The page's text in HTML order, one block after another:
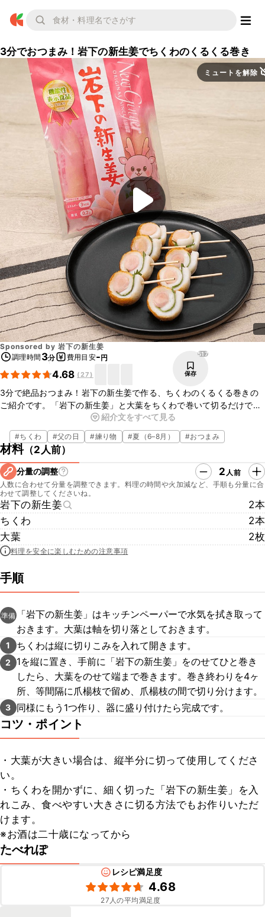
3分でおつまみ！岩下の新生姜でちくわのくるくる巻き
ミュートを解除
Sponsored by 岩下の新生姜
調理時間 3分 費用目安-円
4.68 (27)
517
保存
3分で絶品おつまみ！岩下の新生姜で作る、ちくわのくるくる巻きの
ご紹介です。「岩下の新生姜」と大葉をちくわで巻いて切るだけで、
おかずはもちろん、お酒のおつまみにもぴったりな一品ができあがり
ますよ。やさしい辛さでシャキッと歯切れの良い「岩下の新生姜」
と、爽やかな大葉の香りがお酒によく合います。ぜひお試しください
ね。
紹介文をすべて見る
#ちくわ #父の日 #練り物 #夏（6–8月） #おつまみ
材料（2人前）
分量の調整 2 人前
人数に合わせて分量を調整できます。料理の時間や火加減など、手順も分量に合
わせて調整してくださいね。
岩下の新生姜
2本
ちくわ
2本
大葉
2枚
料理を安全に楽しむための注意事項
手順
準備
「岩下の新生姜」はキッチンペーパーで水気を拭き取って
おきます。大葉は軸を切り落としておきます。
1 ちくわは縦に切りこみを入れて開きます。
2
1を縦に置き、手前に「岩下の新生姜」をのせてひと巻き
したら、大葉をのせて端まで巻きます。巻き終わりを4ヶ
所、等間隔に爪楊枝で留め、爪楊枝の間で切り分けます。
3 同様にもう1つ作り、器に盛り付けたら完成です。
コツ・ポイント
・大葉が大きい場合は、縦半分に切って使用してくださ
い。
・ちくわを開かずに、細く切った「岩下の新生姜」を入
れこみ、食べやすい大きさに切る方法でもお作りいただ
けます。
※お酒は二十歳になってから
たべれぽ
レシピ満足度
4.68
27 人の平均満足度